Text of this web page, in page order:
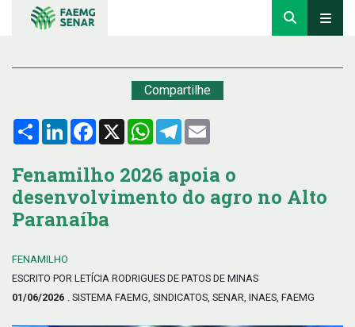
Compartilhe
Compartilhar
LinkedInFacebook
X WhatsApp
Telegram
Fenamilho 2026 apoia o
desenvolvimento do agro no Alto
Paranaíba
FENAMILHO
ESCRITO POR LETÍCIA RODRIGUES DE PATOS DE MINAS
01/06/2026 . SISTEMA FAEMG, SINDICATOS, SENAR, INAES, FAEMG